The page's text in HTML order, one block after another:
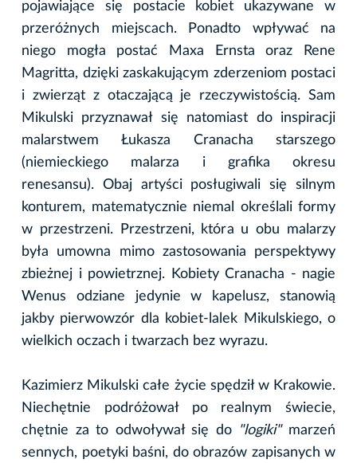
pojawiające się postacie kobiet ukazywane w
przeróżnych miejscach. Ponadto wpływać na
niego mogła postać Maxa Ernsta oraz Rene
Magritta, dzięki zaskakującym zderzeniom postaci
i zwierząt z otaczającą je rzeczywistością. Sam
Mikulski przyznawał się natomiast do inspiracji
malarstwem Łukasza Cranacha starszego
(niemieckiego malarza i grafika okresu
renesansu). Obaj artyści posługiwali się silnym
konturem, matematycznie niemal określali formy
w przestrzeni. Przestrzeni, która u obu malarzy
była umowna mimo zastosowania perspektywy
zbieżnej i powietrznej. Kobiety Cranacha - nagie
Wenus odziane jedynie w kapelusz, stanowią
jakby pierwowzór dla kobiet-lalek Mikulskiego, o
wielkich oczach i twarzach bez wyrazu.
Kazimierz Mikulski całe życie spędził w Krakowie.
Niechętnie podróżował po realnym świecie,
chętnie za to odwoływał się do
"logiki"marzeń
sennych, poetyki baśni, do obrazów zapisanych w